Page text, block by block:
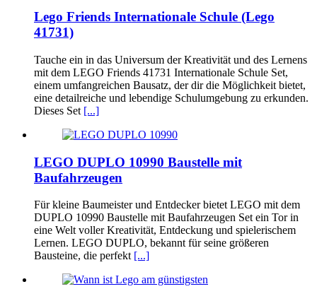
Lego Friends Internationale Schule (Lego
41731)
Tauche ein in das Universum der Kreativität und des Lernens
mit dem LEGO Friends 41731 Internationale Schule Set,
einem umfangreichen Bausatz, der dir die Möglichkeit bietet,
eine detailreiche und lebendige Schulumgebung zu erkunden.
Dieses Set [...]
LEGO DUPLO 10990 Baustelle mit
Baufahrzeugen
Für kleine Baumeister und Entdecker bietet LEGO mit dem
DUPLO 10990 Baustelle mit Baufahrzeugen Set ein Tor in
eine Welt voller Kreativität, Entdeckung und spielerischem
Lernen. LEGO DUPLO, bekannt für seine größeren
Bausteine, die perfekt [...]